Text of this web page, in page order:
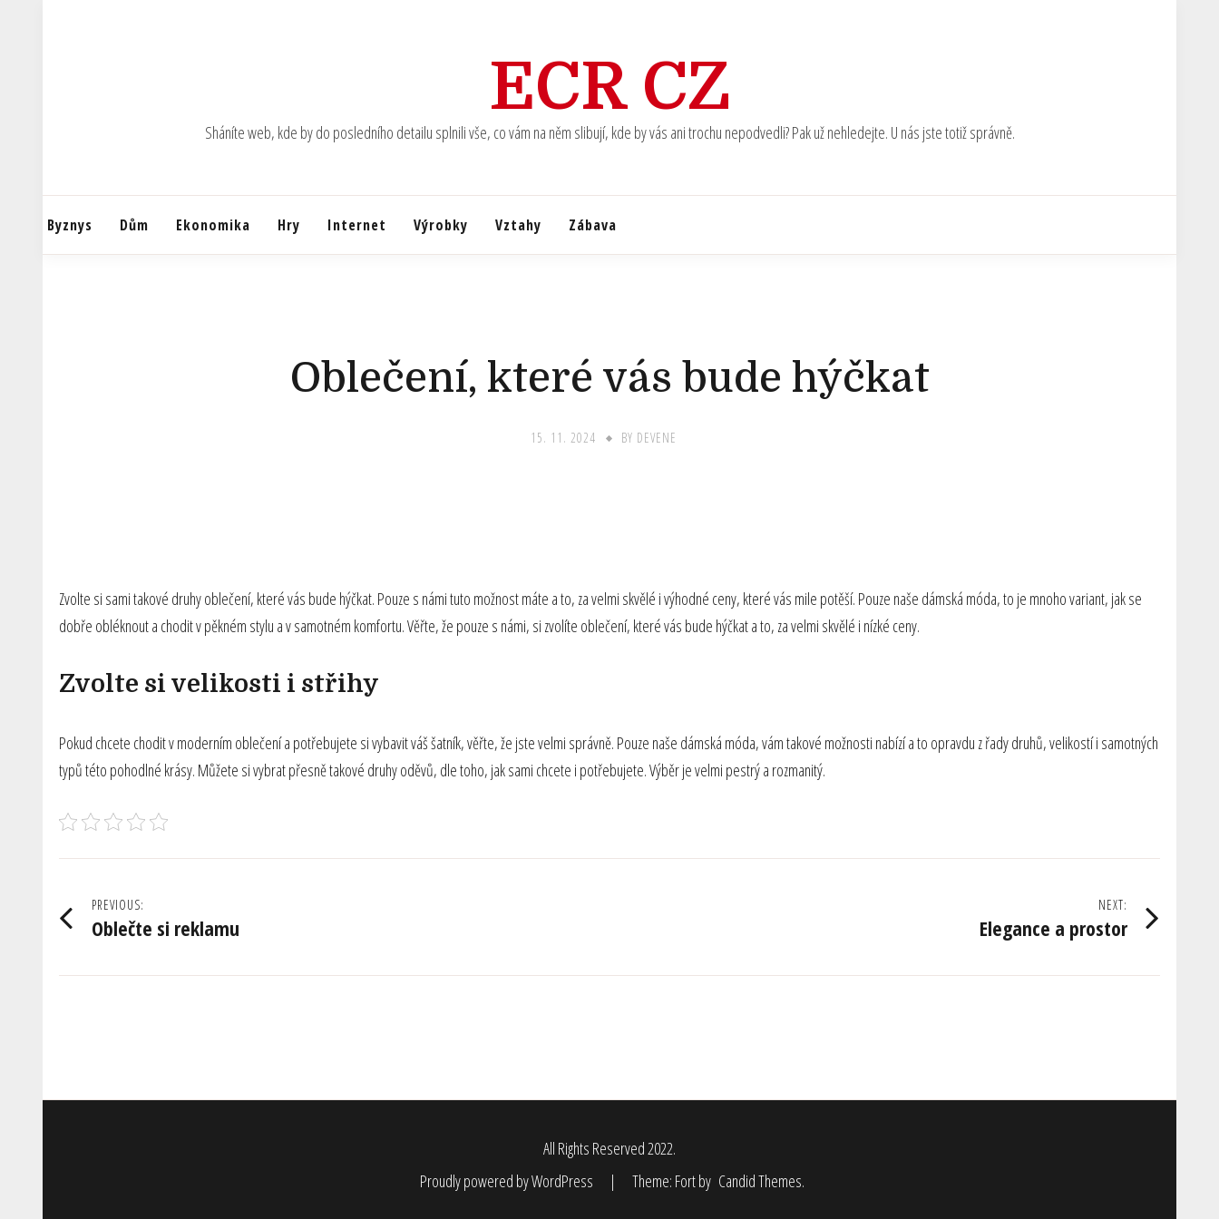
ECR CZ
Sháníte web, kde by do posledního detailu splnili vše, co vám na něm slibují, kde by vás ani trochu nepodvedli? Pak už nehledejte. U nás jste totiž správně.
Byznys Dům Ekonomika Hry Internet Výrobky Vztahy Zábava
Oblečení, které vás bude hýčkat
15. 11. 2024 BY DEVENE
Zvolte si sami takové druhy oblečení, které vás bude hýčkat. Pouze s námi tuto možnost máte a to, za velmi skvělé i výhodné ceny, které vás mile potěší. Pouze naše dámská móda, to je mnoho variant, jak se
dobře obléknout a chodit v pěkném stylu a v samotném komfortu. Věřte, že pouze s námi, si zvolíte oblečení, které vás bude hýčkat a to, za velmi skvělé i nízké ceny.
Zvolte si velikosti i střihy
Pokud chcete chodit v moderním oblečení a potřebujete si vybavit váš šatník, věřte, že jste velmi správně. Pouze naše dámská móda, vám takové možnosti nabízí a to opravdu z řady druhů, velikostí i samotných
typů této pohodlné krásy. Můžete si vybrat přesně takové druhy oděvů, dle toho, jak sami chcete i potřebujete. Výběr je velmi pestrý a rozmanitý.
Navigace
pro
příspěvek
PREVIOUS:
Oblečte si reklamu
NEXT:
Elegance a prostor
All Rights Reserved 2022.
Proudly powered by WordPress
| Theme: Fort by Candid Themes.